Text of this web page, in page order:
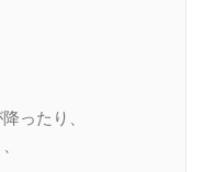
ったり、